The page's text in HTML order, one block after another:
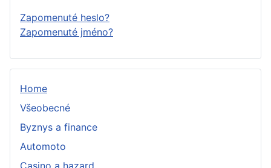
Zapomenuté heslo?
Zapomenuté jméno?
Home
Všeobecné
Byznys a finance
Automoto
Casino a hazard